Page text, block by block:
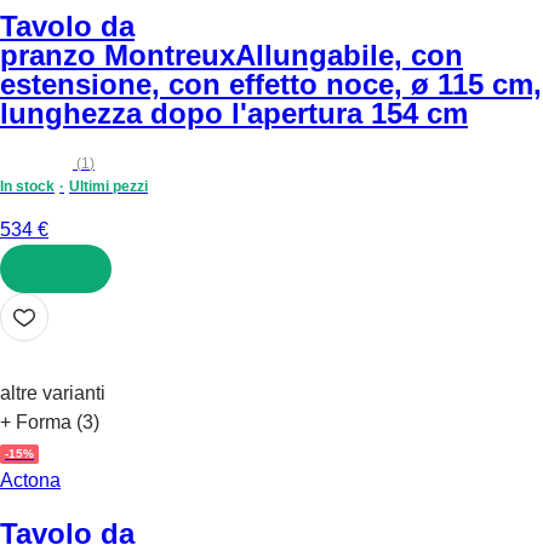
Tavolo da
pranzo MontreuxAllungabile, con
estensione, con effetto noce, ø 115 cm,
lunghezza dopo l'apertura 154 cm
(1)
In stock
Ultimi pezzi
534 €
AGGIUNGI
altre varianti
+ Forma (3)
-15%
Actona
Tavolo da